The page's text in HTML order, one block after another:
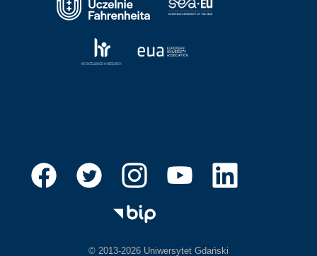
© 2013-2026 Uniwersytet Gdański